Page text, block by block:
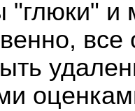
"глюки" и